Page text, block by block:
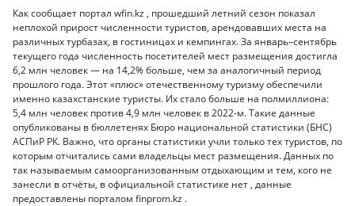
Как сообщает портал wfin.kz , прошедший летний сезон показал
неплохой прирост численности туристов, арендовавших места на
различных турбазах, в гостиницах и кемпингах. За январь–сентябрь
текущего года численность посетителей мест размещения достигла
6,2 млн человек — на 14,2% больше, чем за аналогичный период
прошлого года. Этот «плюс» отечественному туризму обеспечили
именно казахстанские туристы. Их стало больше на полмиллиона:
5,4 млн человек против 4,9 млн человек в 2022-м. Такие данные
опубликованы в бюллетенях Бюро национальной статистики (БНС)
АСПиР РК. Важно, что органы статистики учли только тех туристов, по
которым отчитались сами владельцы мест размещения. Данных по
так называемым самоорганизованным отдыхающим и тем, кого не
занесли в отчёты, в официальной статистике нет , данные
предоставлены порталом finprom.kz .